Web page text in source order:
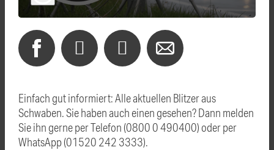
Einfach gut informiert: Alle aktuellen Blitzer aus
Schwaben. Sie haben auch einen gesehen? Dann melden
Sie ihn gerne per Telefon (0800 0 490400) oder per
WhatsApp (01520 242 3333).